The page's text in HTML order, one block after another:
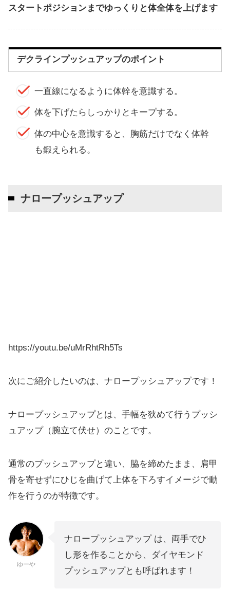
スタートポジションまでゆっくりと体全体を上げます
デクラインプッシュアップのポイント
一直線になるように体幹を意識する。
体を下げたらしっかりとキープする。
体の中心を意識すると、胸筋だけでなく体幹
も鍛えられる。
ナロープッシュアップ
https://youtu.be/uMrRhtRh5Ts
次にご紹介したいのは、ナロープッシュアップです！
ナロープッシュアップとは、手幅を狭めて行うプッシ
ュアップ（腕立て伏せ）のことです。
通常のプッシュアップと違い、脇を締めたまま、肩甲
骨を寄せずにひじを曲げて上体を下ろすイメージで動
作を行うのが特徴です。
ゆーや
ナロープッシュアップ は、両手でひ
し形を作ることから、ダイヤモンド
プッシュアップとも呼ばれます！